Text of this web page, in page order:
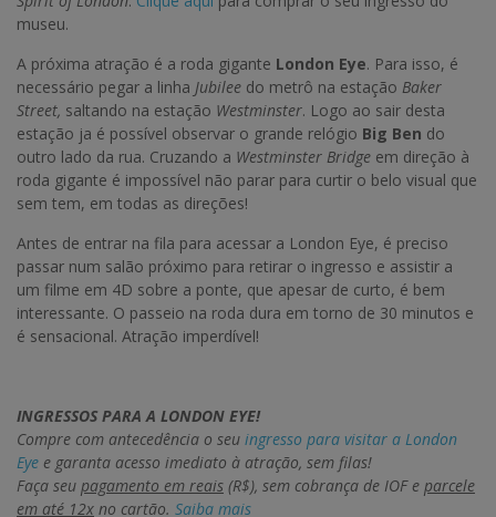
museu.
A próxima atração é a roda gigante London Eye. Para isso, é
necessário pegar a linha Jubilee do metrô na estação Baker
Street, saltando na estação Westminster. Logo ao sair desta
estação ja é possível observar o grande relógio Big Ben do
outro lado da rua. Cruzando a Westminster Bridge em direção à
roda gigante é impossível não parar para curtir o belo visual que
sem tem, em todas as direções!
Antes de entrar na fila para acessar a London Eye, é preciso
passar num salão próximo para retirar o ingresso e assistir a
um filme em 4D sobre a ponte, que apesar de curto, é bem
interessante. O passeio na roda dura em torno de 30 minutos e
é sensacional. Atração imperdível!
INGRESSOS PARA A LONDON EYE!
Compre com antecedência o seu ingresso para visitar a London
Eye e garanta acesso imediato à atração, sem filas!
Faça seu pagamento em reais (R$), sem cobrança de IOF e parcele
em até 12x no cartão. Saiba mais